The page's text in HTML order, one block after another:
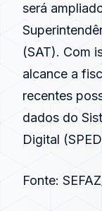
será
(SAT). Com
alcance a
recentes
dados do
Digital (SPED
Fonte: